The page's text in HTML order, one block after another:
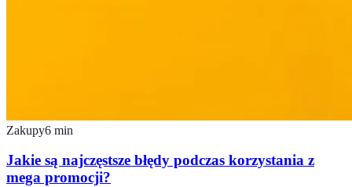
Zakupy6 min
Jakie są najczęstsze błędy podczas korzystania z
mega promocji?